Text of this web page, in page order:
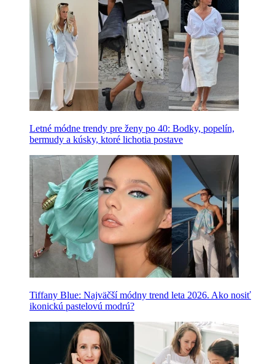
Letné módne trendy pre ženy po 40: Bodky, popelín,
bermudy a kúsky, ktoré lichotia postave
Tiffany Blue: Najväčší módny trend leta 2026. Ako nosiť
ikonickú pastelovú modrú?